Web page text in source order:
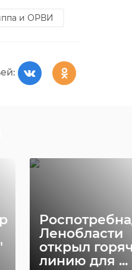
и ОРВИ
Ленобласти
открыл
линию для ...